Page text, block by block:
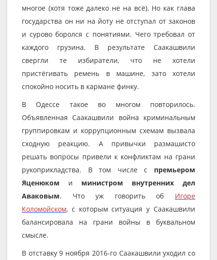
многое (хотя тоже далеко не на всё). Но как глава
государства он ни на йоту не отступал от законов
и сурово боролся с понятиями. Чего требовал от
каждого грузина. В результате Саакашвили
свергли те избиратели, что не хотели
пристёгивать ремень в машине, зато хотели
спокойно носить в кармане финку.
В Одессе такое во многом повторилось.
Объявленная Саакашвили война криминальным
группировкам и коррупционным схемам вызвала
сходную реакцию. А привычки размашисто
решать вопросы привели к конфликтам на грани
рукоприкладства. В том числе с премьером
Яценюком и министром внутренних дел
Аваковым. Что уж говорить об Игоре
Коломойском, с которым ситуация у Саакашвили
балансировала на грани войны в буквальном
смысле.
В отставку 9 ноября 2016-го Саакашвили уходил со